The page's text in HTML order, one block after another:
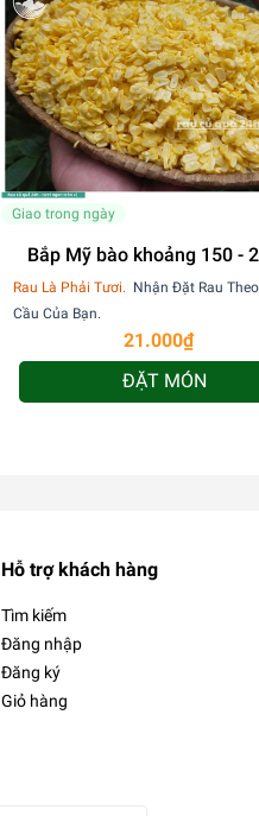
Giao trong ngày
Bắp Mỹ bào khoảng 150 -
Rau Là Phải Tươi. Nhận Đặt Rau
Cầu Của Bạn.
21.000₫
ĐẶT MÓN
Hỗ trợ khách hàng
Tìm kiếm
Đăng nhập
Đăng ký
Giỏ hàng